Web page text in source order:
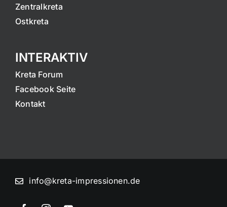
Zentralkreta
Ostkreta
INTERAKTIV
Kreta Forum
Facebook Seite
Kontakt
info@kreta-impressionen.de